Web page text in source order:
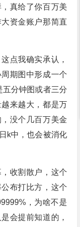
真给了你百万美
资金账户那简直
点我确实承认，
期图中形成一个
分钟图或者三分
来越大，都是万
没个几百万美金
k中，也会被消化
收割散户，这个
布打比方，这个
，为啥不是
会提前知道的，